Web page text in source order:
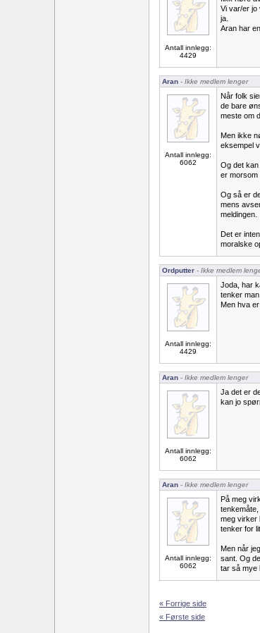
Antall innlegg:
4429
Vi var/er jo
ja.
Aran har
Aran - Ikke medlem lenger
Antall innlegg:
6062
Når folk
de bare
meste om
Men ikke
eksempel
Og det
er morsom
Og så er
mens
meldingen.
Det er
moralske
Ordputter - Ikke medlem
Antall innlegg:
4429
Joda, har
tenker
Men hva
Aran - Ikke medlem lenger
Antall innlegg:
6062
Ja det er
kan jo
Aran - Ikke medlem lenger
Antall innlegg:
6062
På meg
meg virker
tenker for
Men når
sant. Og
tar så mye
« Forrige side
« Første side